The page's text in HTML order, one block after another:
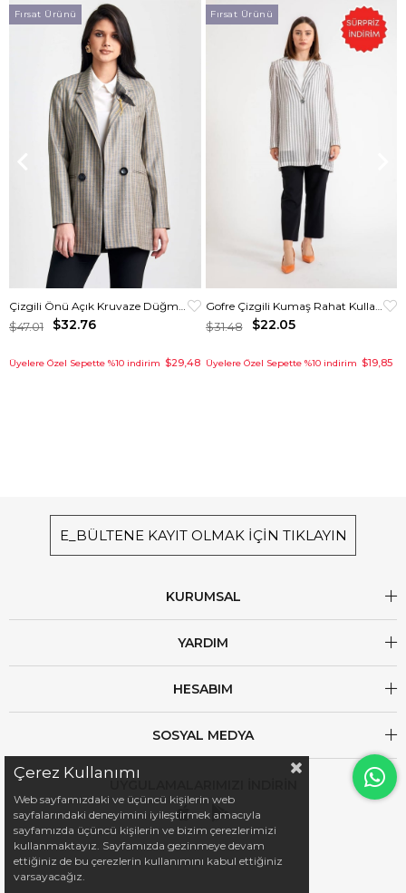
$32.76
$47.01
Fırsat Ürünü
Üyelere Özel Sepette %10 indirim $29,48
$22.05
$31.48
Fırsat Ürünü
Üyelere Özel Sepette %10 indirim $19,85
E_BÜLTENE KAYIT OLMAK İÇİN TIKLAYIN
KURUMSAL
YARDIM
HESABIM
SOSYAL MEDYA
Çerez Kullanımı
Web sayfamızdaki ve üçüncü kişilerin web
sayfalarındaki deneyimini iyileştirmek amacıyla
sayfamızda üçüncü kişilerin ve bizim çerezlerimizi
kullanmaktayız. Sayfamızda gezinmeye devam
ettiğiniz de bu çerezlerin kullanımını kabul ettiğiniz
varsayacağız.